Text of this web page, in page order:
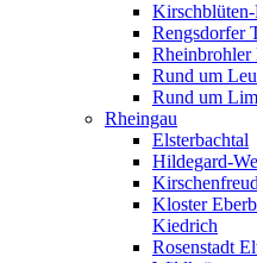
Rengsdorfer
Rheinbrohler
Rund um
Rund um
Rheingau
Elsterbachtal
Hildegard-
Kloster
Kiedrich
Rosenstadt